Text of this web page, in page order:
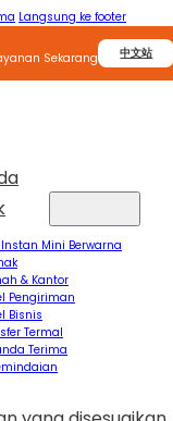
Langsung ke footer
Sekarang 中文站
Instan Mini Berwarna
& Kantor
Pengiriman
Bisnis
Termal
Terima